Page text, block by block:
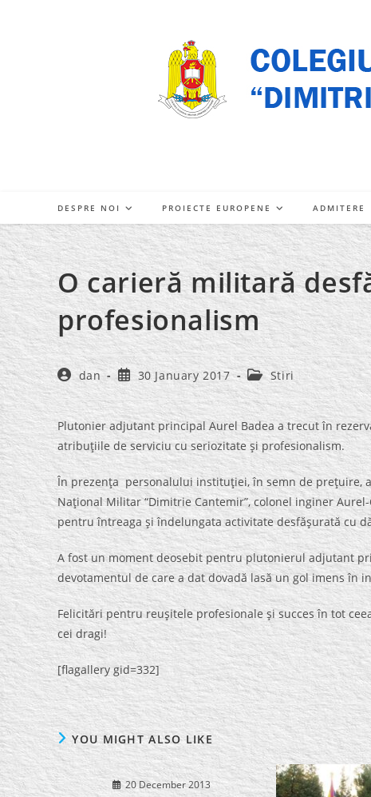
DESPRE NOI PROIECTE EUROPENE ADMITERE
O carieră militară
profesionalism
Post
author:
dan
Post
published:
30 January 2017
Post
category:
Stiri
Plutonier adjutant principal Aurel Badea a trecut în
atribuţiile de serviciu cu seriozitate şi profesionalism.
În prezenţa personalului instituţiei, în semn de
Naţional Militar “Dimitrie Cantemir”, colonel inginer
pentru întreaga şi îndelungata activitate desfăşurată cu
A fost un moment deosebit pentru plutonierul adjutant
devotamentul de care a dat dovadă lasă un gol imens în
Felicitări pentru reuşitele profesionale şi succes în tot
cei dragi!
[flagallery gid=332]
YOU MIGHT ALSO LIKE
20 December 2013